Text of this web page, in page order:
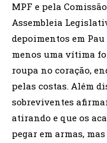
MPF e pela
Assembleia
depoimentos em
menos uma vítima
roupa no coração,
pelas costas. Além
sobreviventes
atirando e que os
pegar em armas,